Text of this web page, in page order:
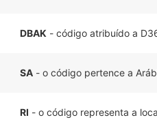
DBAK - código atribuído a
SA - o código pertence a
RI - o código representa a